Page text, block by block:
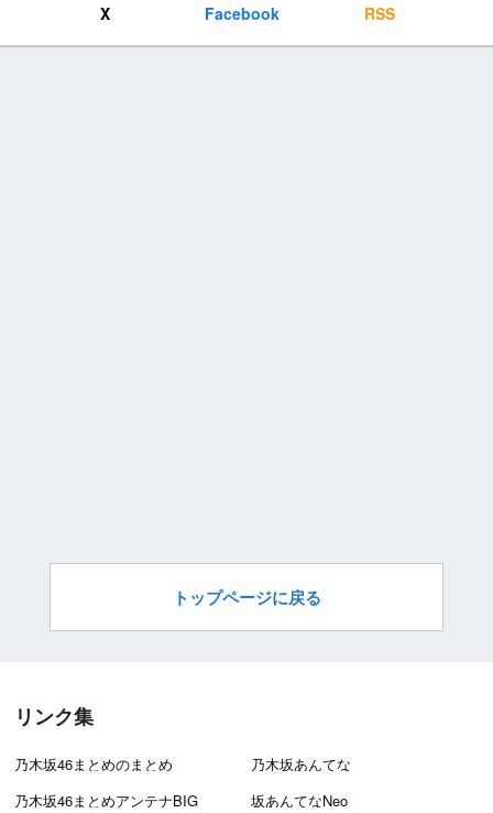
X Facebook RSS
トップページに戻る
リンク集
乃木坂46まとめのまとめ
乃木坂あんてな
乃木坂46まとめアンテナBIG
坂あんてなNeo